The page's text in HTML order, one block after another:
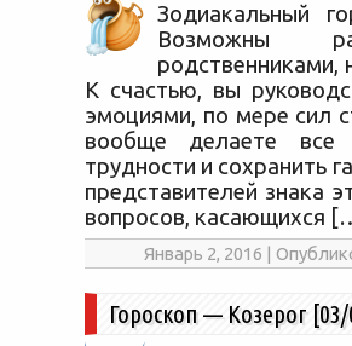
Зодиакальный
Возможны
родственниками,
К счастью, вы
эмоциями, по мере сил
вообще делаете все
трудности и сохранить
представителей знака
вопросов, касающихся
Январь 2, 2016 |
Гороскоп — Козерог